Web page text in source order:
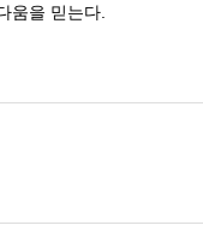
움을 믿는다.